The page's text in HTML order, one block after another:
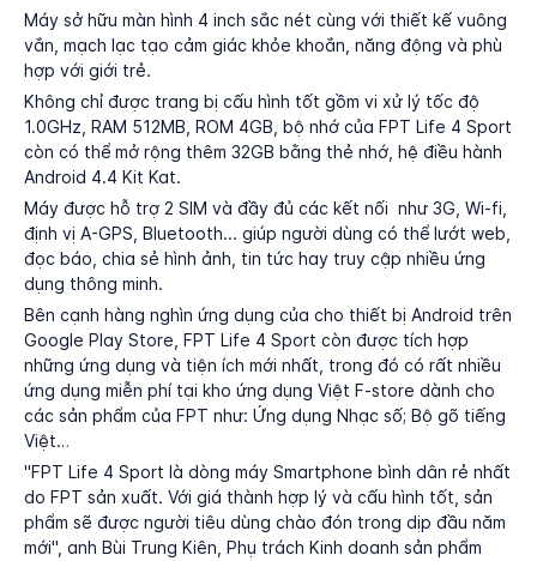
Máy sở hữu màn hình 4 inch sắc nét cùng với thiết kế vuông
vắn, mạch lạc tạo cảm giác khỏe khoắn, năng động và phù
hợp với giới trẻ.
Không chỉ được trang bị cấu hình tốt gồm vi xử lý tốc độ
1.0GHz, RAM 512MB, ROM 4GB, bộ nhớ của FPT Life 4 Sport
còn có thể mở rộng thêm 32GB bằng thẻ nhớ, hệ điều hành
Android 4.4 Kit Kat.
Máy được hỗ trợ 2 SIM và đầy đủ các kết nối như 3G, Wi-fi,
định vị A-GPS, Bluetooth... giúp người dùng có thể lướt web,
đọc báo, chia sẻ hình ảnh, tin tức hay truy cập nhiều ứng
dụng thông minh.
Bên cạnh hàng nghìn ứng dụng của cho thiết bị Android trên
Google Play Store, FPT Life 4 Sport còn được tích hợp
những ứng dụng và tiện ích mới nhất, trong đó có rất nhiều
ứng dụng miễn phí tại kho ứng dụng Việt F-store dành cho
các sản phẩm của FPT như: Ứng dụng Nhạc số; Bộ gõ tiếng
Việt…
"FPT Life 4 Sport là dòng máy Smartphone bình dân rẻ nhất
do FPT sản xuất. Với giá thành hợp lý và cấu hình tốt, sản
phẩm sẽ được người tiêu dùng chào đón trong dịp đầu năm
mới", anh Bùi Trung Kiên, Phụ trách Kinh doanh sản phẩm